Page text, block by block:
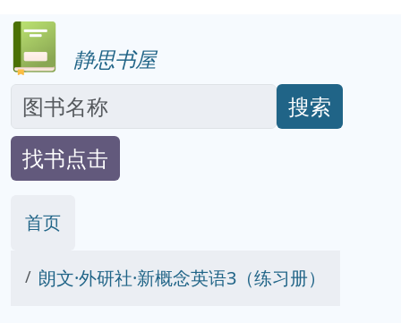
静思书屋
搜索
找书点击
首页
朗文·外研社·新概念英语3（练习册）